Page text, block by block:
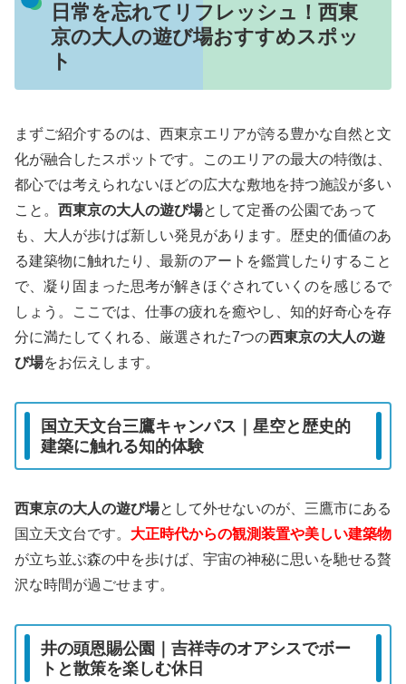
日常を忘れてリフレッシュ！西東
京の大人の遊び場おすすめスポッ
ト
まずご紹介するのは、西東京エリアが誇る豊かな自然と文
化が融合したスポットです。このエリアの最大の特徴は、
都心では考えられないほどの広大な敷地を持つ施設が多い
こと。 西東京の大人の遊び場として定番の公園であって
も、大人が歩けば新しい発見があります。歴史的価値のあ
る建築物に触れたり、最新のアートを鑑賞したりすること
で、凝り固まった思考が解きほぐされていくのを感じるで
しょう。ここでは、仕事の疲れを癒やし、知的好奇心を存
分に満たしてくれる、厳選された7つの西東京の大人の遊
び場をお伝えします。
国立天文台三鷹キャンパス｜星空と歴史的
建築に触れる知的体験
西東京の大人の遊び場として外せないのが、三鷹市にある
国立天文台です。 大正時代からの観測装置や美しい建築物
が立ち並ぶ森の中を歩けば、宇宙の神秘に思いを馳せる贅
沢な時間が過ごせます。
井の頭恩賜公園｜吉祥寺のオアシスでボー
トと散策を楽しむ休日